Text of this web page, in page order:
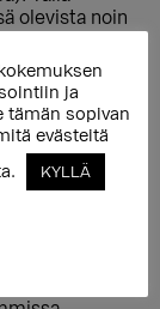
olevista noin
esimerkiksi
erityisessä
(EUAA
on
ja
tämän sopivan
evästeitä
KYLLÄ